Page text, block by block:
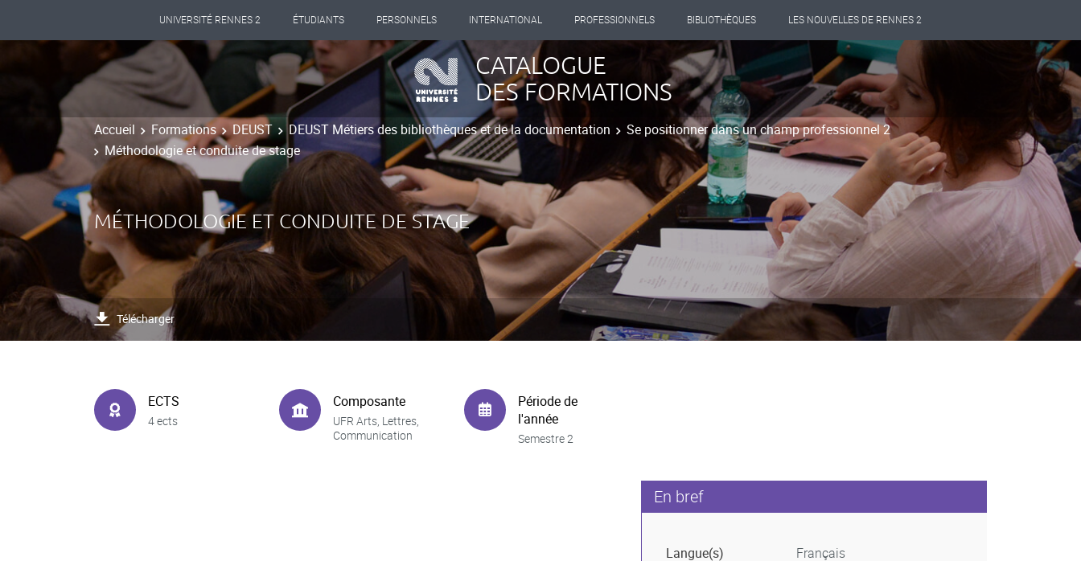
UNIVERSITÉ RENNES 2 ÉTUDIANTS PERSONNELS INTERNATIONAL PROFESSIONNELS BIBLIOTHÈQUES LES NOUVELLES DE RENNES 2
CATALOGUE
DES FORMATIONS
Accueil Formations DEUST DEUST Métiers des bibliothèques et de la documentation
Se positionner dans un champ professionnel 2
Méthodologie et conduite de stage
MÉTHODOLOGIE ET CONDUITE DE STAGE
Télécharger
ECTS
4 ects
Composante
UFR Arts, Lettres,
Communication
Période de
l'année
Semestre 2
En bref
Langue(s)
Français